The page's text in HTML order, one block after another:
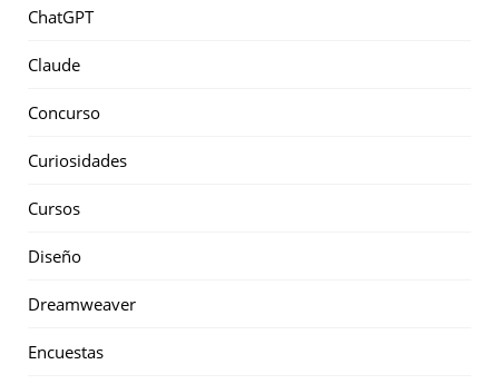
ChatGPT
Claude
Concurso
Curiosidades
Cursos
Diseño
Dreamweaver
Encuestas